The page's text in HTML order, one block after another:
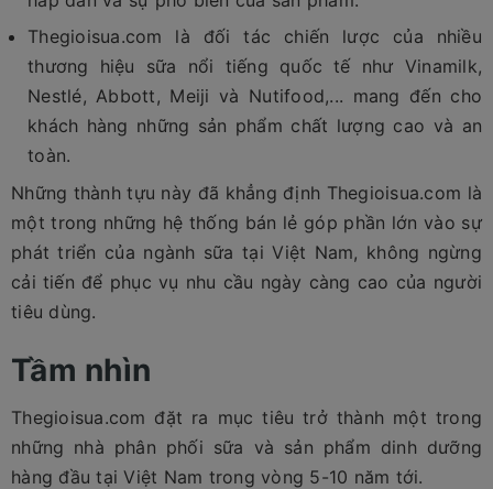
Thegioisua.com là đối tác chiến lược của nhiều
thương hiệu sữa nổi tiếng quốc tế như Vinamilk,
Nestlé, Abbott, Meiji và Nutifood,... mang đến cho
khách hàng những sản phẩm chất lượng cao và an
toàn.
Những thành tựu này đã khẳng định Thegioisua.com là
một trong những hệ thống bán lẻ góp phần lớn vào sự
phát triển của ngành sữa tại Việt Nam, không ngừng
cải tiến để phục vụ nhu cầu ngày càng cao của người
tiêu dùng.
Tầm nhìn
Thegioisua.com đặt ra mục tiêu trở thành một trong
những nhà phân phối sữa và sản phẩm dinh dưỡng
hàng đầu tại Việt Nam trong vòng 5-10 năm tới.